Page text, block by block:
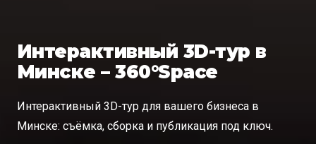
Интерактивный 3D-тур в
Минске – 360°Space
Интерактивный 3D-тур для вашего бизнеса в
Минске: съёмка, сборка и публикация под ключ.